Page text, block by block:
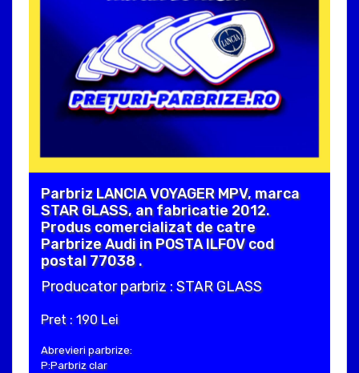
Parbriz LANCIA VOYAGER MPV, marca
STAR GLASS, an fabricatie 2012.
Produs comercializat de catre
Parbrize Audi in POSTA ILFOV cod
postal 77038 .
Producator parbriz : STAR GLASS
Pret : 190 Lei
Abrevieri parbrize:
P:Parbriz clar